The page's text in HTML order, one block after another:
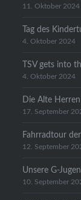
11. Oktober 2024
Tag des
4. Oktober 2024
TSV gets into
4. Oktober 2024
Die Alte
17. September
Fahrradtour
12. September
Unsere G-
10. September